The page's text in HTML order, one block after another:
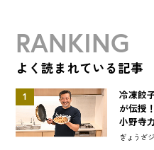
RANKING
よく読まれている記事
1
冷凍餃
が伝授
小野寺
ぎょうざ